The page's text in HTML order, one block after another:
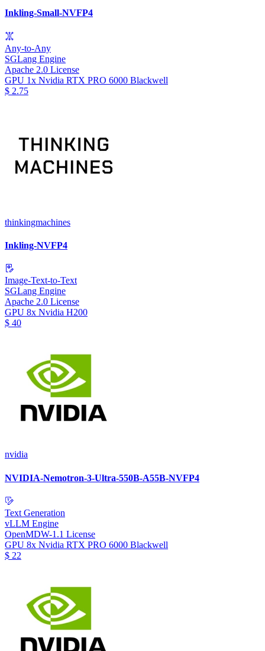
Inkling-Small-NVFP4
Any-to-Any
SGLang Engine
Apache 2.0 License
GPU 1x Nvidia RTX PRO 6000 Blackwell
$ 2.75
thinkingmachines
Inkling-NVFP4
Image-Text-to-Text
SGLang Engine
Apache 2.0 License
GPU 8x Nvidia H200
$ 40
nvidia
NVIDIA-Nemotron-3-Ultra-550B-A55B-NVFP4
Text Generation
vLLM Engine
OpenMDW-1.1 License
GPU 8x Nvidia RTX PRO 6000 Blackwell
$ 22